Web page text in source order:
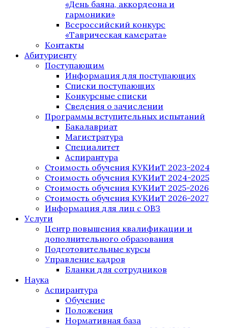
«День баяна, аккордеона и
гармоники»
Всероссийский конкурс
«Таврическая камерата»
Контакты
Абитуриенту
Поступающим
Информация для поступающих
Списки поступающих
Конкурсные списки
Сведения о зачислении
Программы вступительных испытаний
Бакалавриат
Магистратура
Специалитет
Аспирантура
Стоимость обучения КУКИиТ 2023-2024
Стоимость обучения КУКИиТ 2024-2025
Стоимость обучения КУКИиТ 2025-2026
Стоимость обучения КУКИиТ 2026-2027
Информация для лиц с ОВЗ
Услуги
Центр повышения квалификации и
дополнительного образования
Подготовительные курсы
Управление кадров
Бланки для сотрудников
Наука
Аспирантура
Обучение
Положения
Нормативная база